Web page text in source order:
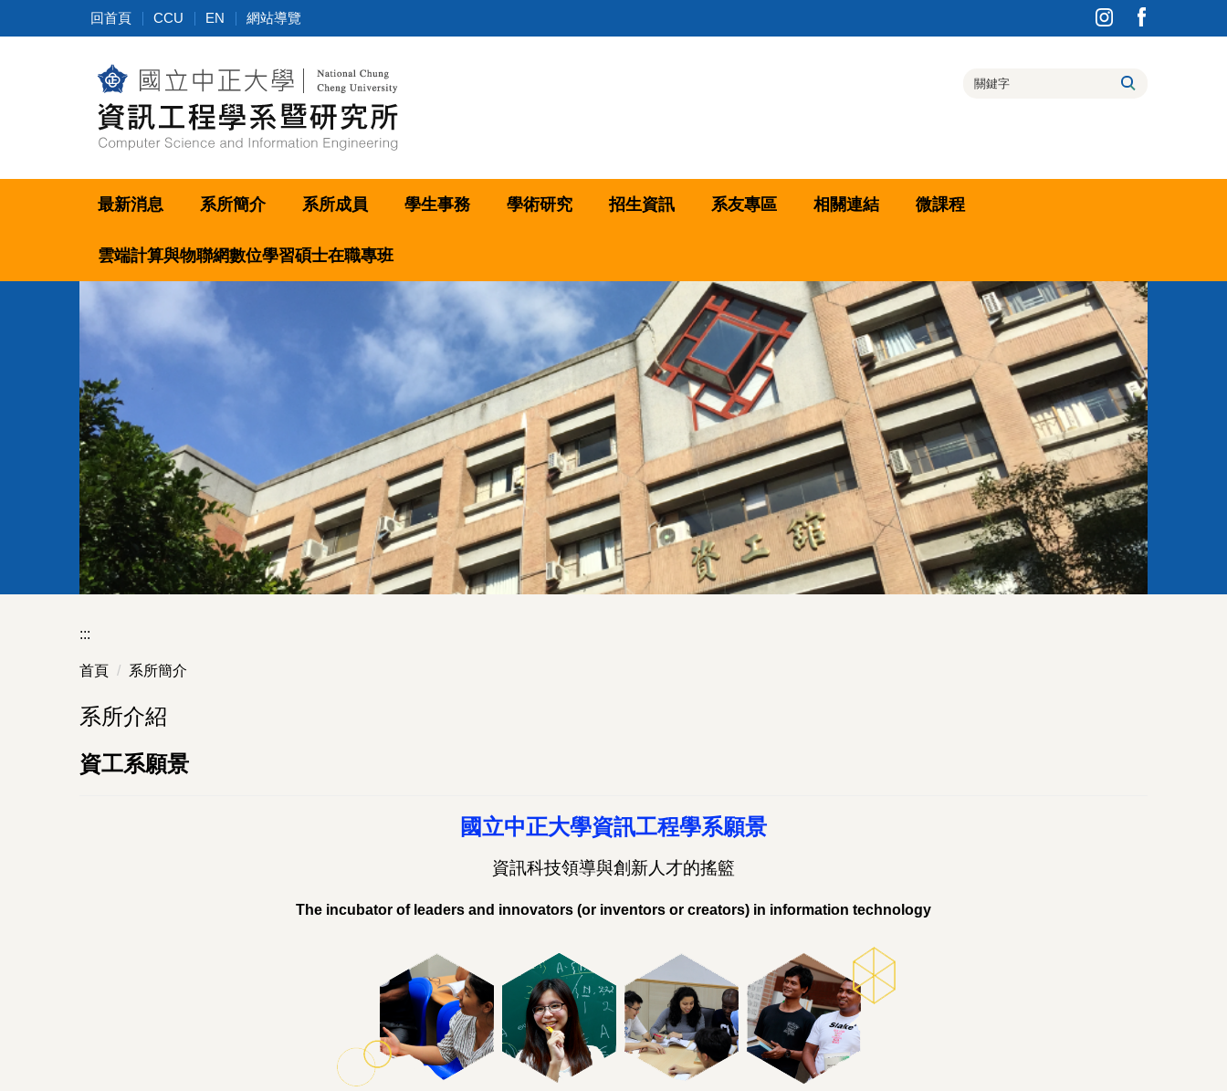
到
回首頁 CCU EN 網站導覽
最新消息 系所簡介 系所成員 學生事務 學術研究 招生資訊 系友專區 相關連結 微課程
雲端計算與物聯網數位學習碩士在職專班
:::
首頁 系所簡介
系所介紹
資工系願景
國立中正大學資訊工程學系願景
資訊科技領導與創新人才的搖籃
The incubator of leaders and innovators (or inventors or creators) in information technology